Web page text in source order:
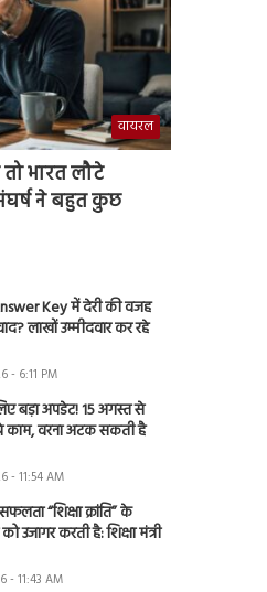
वायरल
भारत लौटे
ने बहुत कुछ
Key में देरी की वजह
लाखों उम्मीदवार कर रहे
- 6:11 PM
बड़ा अपडेट! 15 अगस्त से
वरना अटक सकती है
- 11:54 AM
“शिक्षा क्रांति” के
उजागर करती है: शिक्षा मंत्री
- 11:43 AM